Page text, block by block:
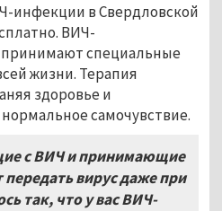
инфекции в Свердловской
ВИЧ-
специальные
жизни. Терапия
здоровье и
самочувствие.
с ВИЧ и принимающие
передать вирус даже при
так, что у вас ВИЧ-